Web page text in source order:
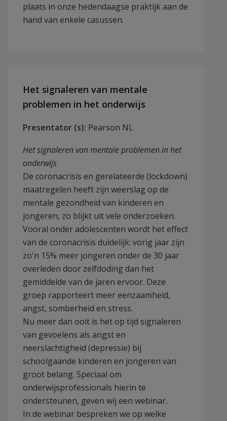
plaats in onze hedendaagse praktijk aan de
hand van enkele casussen.
Het signaleren van mentale
problemen in het onderwijs
Presentator (s): Pearson NL
Het signaleren van mentale problemen in het
onderwijs
De coronacrisis en gerelateerde (lockdown)
maatregelen heeft zijn weerslag op de
mentale gezondheid van kinderen en
jongeren, zo blijkt uit vele onderzoeken.
Vooral onder adolescenten wordt het effect
van de coronacrisis duidelijk: vorig jaar zijn
zo'n 15% meer jongeren onder de 30 jaar
overleden door zelfdoding dan het
gemiddelde van de jaren ervoor. Deze
groep rapporteert meer eenzaamheid,
angst, somberheid en stress.
Nu meer dan ooit is het op tijd signaleren
van gevoelens als angst en
neerslachtigheid (depressie) bij
schoolgaande kinderen en jongeren van
groot belang. Speciaal om
onderwijsprofessionals hierin te
ondersteunen, geven wij een webinar.
In de webinar bespreken we op welke